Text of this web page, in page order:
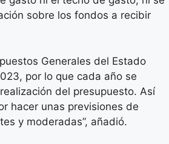
sobre los fondos a recibir
Generales del Estado
por lo que cada año se
del presupuesto. Así
hacer unas previsiones de
y moderadas”, añadió.